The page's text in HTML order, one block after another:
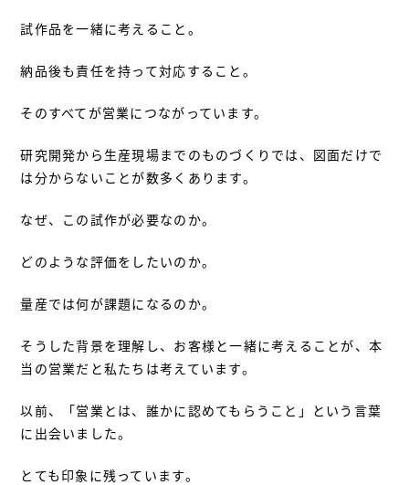
試作品を一緒に考えること。
納品後も責任を持って対応すること。
そのすべてが営業につながっています。
研究開発から生産現場までのものづくりでは、図面だけで
は分からないことが数多くあります。
なぜ、この試作が必要なのか。
どのような評価をしたいのか。
量産では何が課題になるのか。
そうした背景を理解し、お客様と一緒に考えることが、本
当の営業だと私たちは考えています。
以前、「営業とは、誰かに認めてもらうこと」という言葉
に出会いました。
とても印象に残っています。